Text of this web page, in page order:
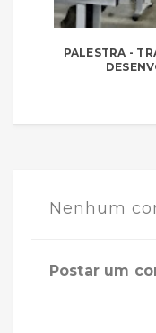
PALESTRA -
Nenhum
Postar um